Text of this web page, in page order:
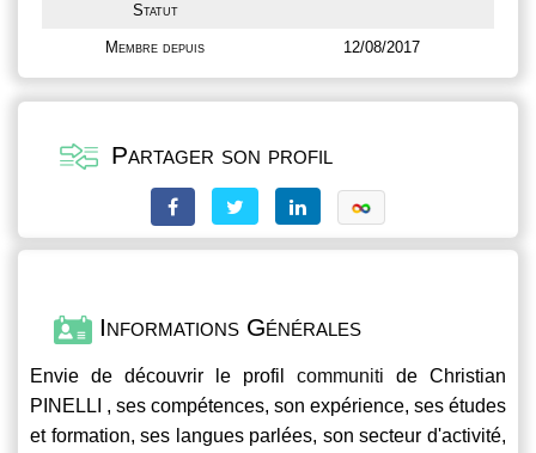
Statut
Membre depuis 12/08/2017
Partager son profil
Informations Générales
Envie de découvrir le profil communiti de Christian
PINELLI , ses compétences, son expérience, ses études
et formation, ses langues parlées, son secteur d'activité,